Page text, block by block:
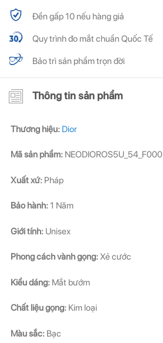
Đền gấp 10 nếu hàng giả
Quy trình đo mắt chuẩn Quốc Tế
Bảo trì sản phẩm trọn đời
Thông tin sản phẩm
Thương hiệu: Dior
Mã sản phẩm: NEODIOROS5U_54_F000
Xuất xứ: Pháp
Bảo hành:1 Năm
Giới tính: Unisex
Phong cách vành gọng:Xẻ cước
Kiểu dáng: Mắt bướm
Chất liệu gọng: Kim loại
Màu sắc: Bạc